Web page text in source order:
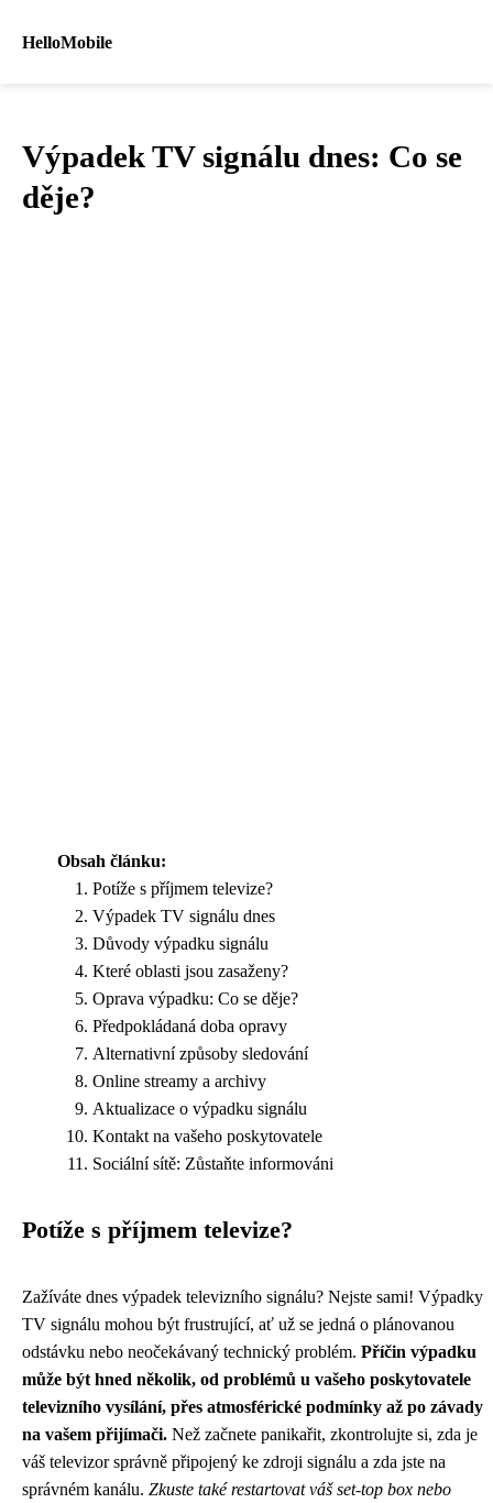
HelloMobile
Výpadek TV signálu dnes: Co se
děje?
Obsah článku:
Potíže s příjmem televize?
Výpadek TV signálu dnes
Důvody výpadku signálu
Které oblasti jsou zasaženy?
Oprava výpadku: Co se děje?
Předpokládaná doba opravy
Alternativní způsoby sledování
Online streamy a archivy
Aktualizace o výpadku signálu
Kontakt na vašeho poskytovatele
Sociální sítě: Zůstaňte informováni
Potíže s příjmem televize?
Zažíváte dnes výpadek televizního signálu? Nejste sami! Výpadky
TV signálu mohou být frustrující, ať už se jedná o plánovanou
odstávku nebo neočekávaný technický problém. Příčin výpadku
může být hned několik, od problémů u vašeho poskytovatele
televizního vysílání, přes atmosférické podmínky až po závady
na vašem přijímači. Než začnete panikařit, zkontrolujte si, zda je
váš televizor správně připojený ke zdroji signálu a zda jste na
správném kanálu. Zkuste také restartovat váš set-top box nebo